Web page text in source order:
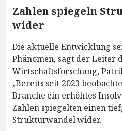
Zahlen spiegeln
wider
Die aktuelle Entwicklung
Phänomen, sagt der Leiter
Wirtschaftsforschung,
„Bereits seit 2023
Branche ein erhöhtes
Zahlen spiegelten einen
Strukturwandel wider.